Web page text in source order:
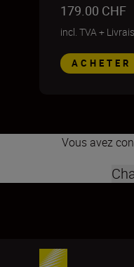
179.00 CHF
incl. TVA+
ACHETER
Vous avez